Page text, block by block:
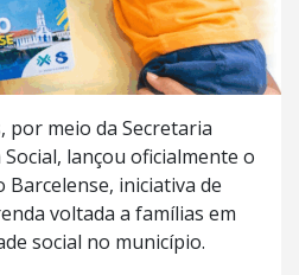
por meio da Secretaria
lançou oficialmente o
iniciativa de
voltada a famílias em
social no município.